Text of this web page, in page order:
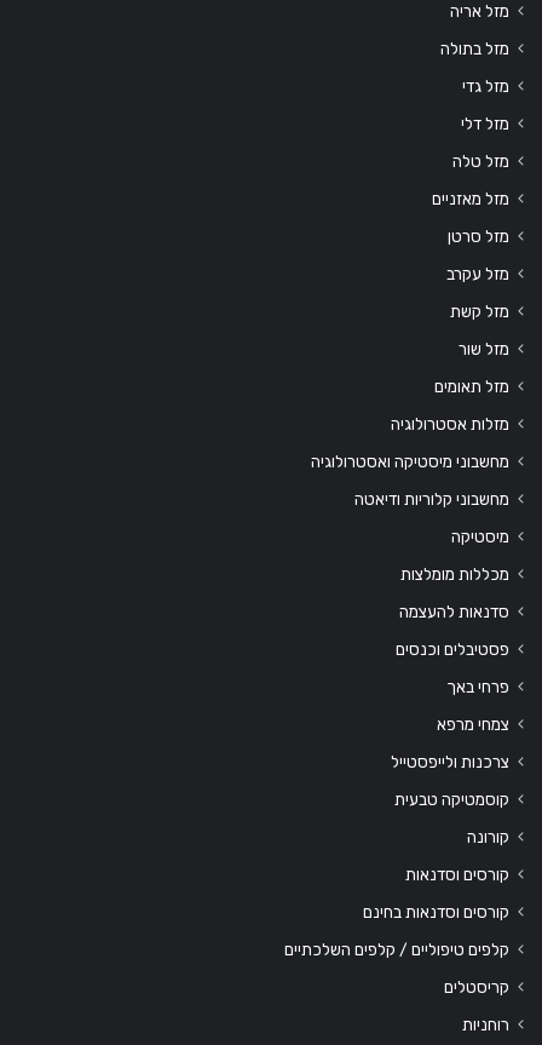
מזל אריה
מזל בתולה
מזל גדי
מזל דלי
מזל טלה
מזל מאזניים
מזל סרטן
מזל עקרב
מזל קשת
מזל שור
מזל תאומים
מזלות אסטרולוגיה
מחשבוני מיסטיקה ואסטרולוגיה
מחשבוני קלוריות ודיאטה
מיסטיקה
מכללות מומלצות
סדנאות להעצמה
פסטיבלים וכנסים
פרחי באך
צמחי מרפא
צרכנות ולייפסטייל
קוסמטיקה טבעית
קורונה
קורסים וסדנאות
קורסים וסדנאות בחינם
קלפים טיפוליים / קלפים השלכתיים
קריסטלים
רוחניות